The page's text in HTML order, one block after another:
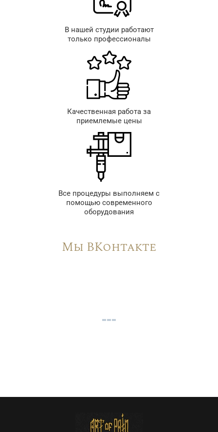
В нашей студии работают
только профессионалы
Качественная работа за
приемлемые цены
Все процедуры выполняем с
помощью современного
оборудования
Мы ВКонтакте